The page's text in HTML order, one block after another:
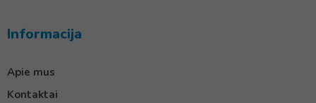
Informacija
Apie mus
Kontaktai